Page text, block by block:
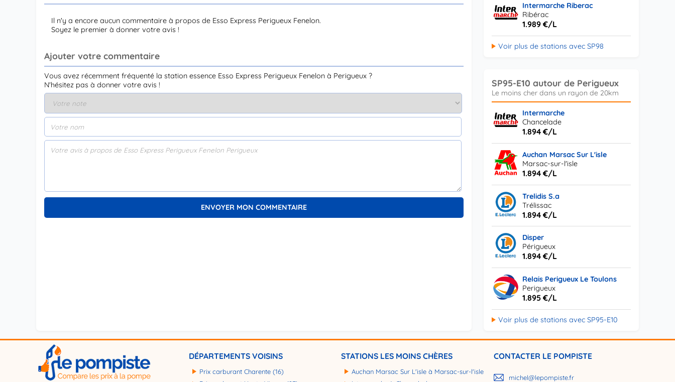
Il n'y a encore aucun commentaire à propos de Esso Express Perigueux Fenelon.
Soyez le premier à donner votre avis !
Ajouter votre commentaire
Vous avez récemment fréquenté la station essence Esso Express Perigueux Fenelon à Perigueux ?
N'hésitez pas à donner votre avis !
Intermarche Riberac
Ribérac
1.989 €/L
Voir plus de stations avec SP98
SP95-E10 autour de Perigueux
Intermarche
Chancelade
1.894 €/L
Auchan Marsac Sur L'isle
Marsac-sur-l'isle
1.894 €/L
Trelidis S.a
Trélissac
1.894 €/L
Disper
Périgueux
1.894 €/L
Relais Perigueux Le Toulons
Perigueux
1.895 €/L
Voir plus de stations avec SP95-E10
DÉPARTEMENTS VOISINS
Prix carburant Charente (16)
STATIONS LES MOINS CHÈRES
Auchan Marsac Sur L'isle à Marsac-sur-l'isle
CONTACTER LE POMPISTE
michel@lepompiste.fr